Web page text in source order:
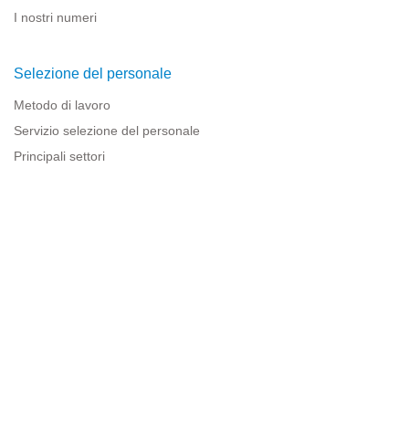
I nostri numeri
Selezione del personale
Metodo di lavoro
Servizio selezione del personale
Principali settori